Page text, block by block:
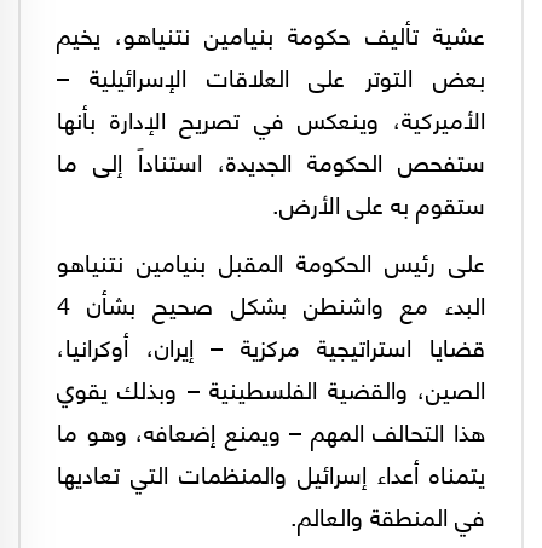
عشية تأليف حكومة بنيامين نتنياهو، يخيم
بعض التوتر على العلاقات الإسرائيلية –
الأميركية، وينعكس في تصريح الإدارة بأنها
ستفحص الحكومة الجديدة، استناداً إلى ما
ستقوم به على الأرض.
على رئيس الحكومة المقبل بنيامين نتنياهو
البدء مع واشنطن بشكل صحيح بشأن 4
قضايا استراتيجية مركزية – إيران، أوكرانيا،
الصين، والقضية الفلسطينية – وبذلك يقوي
هذا التحالف المهم – ويمنع إضعافه، وهو ما
يتمناه أعداء إسرائيل والمنظمات التي تعاديها
في المنطقة والعالم.